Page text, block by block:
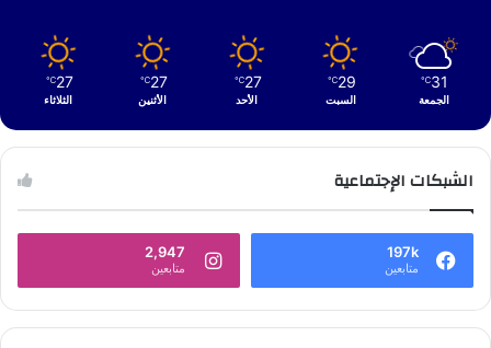
31
℃
الجمعة
29
℃
السبت
27
℃
الأحد
27
℃
الأثنين
27
℃
الثلاثاء
الشبكات الإجتماعية
197k
متابعين
2,947
متابعين